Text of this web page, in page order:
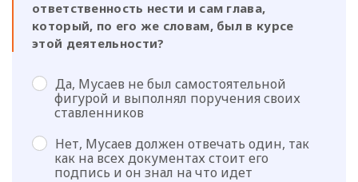
ответственность нести и сам глава,
который, по его же словам, был в курсе
этой деятельности?
Да, Мусаев не был самостоятельной
фигурой и выполнял поручения своих
ставленников
Нет, Мусаев должен отвечать один, так
как на всех документах стоит его
подпись и он знал на что идет